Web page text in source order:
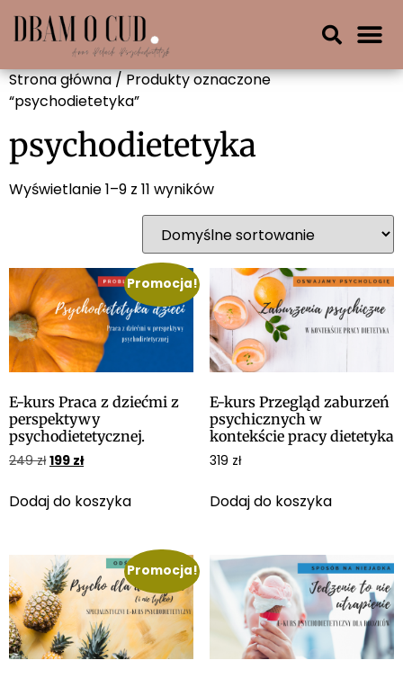
Strona główna/ Produkty oznaczone
“psychodietetyka”
psychodietetyka
Wyświetlanie 1–9 z 11 wyników
Promocja!
E-kurs Praca z dziećmi z
perspektywy
psychodietetycznej.
249zł 199 zł
Dodaj do koszyka
E-kurs Przegląd zaburzeń
psychicznych w
kontekście pracy dietetyka
319 zł
Dodaj do koszyka
Promocja!